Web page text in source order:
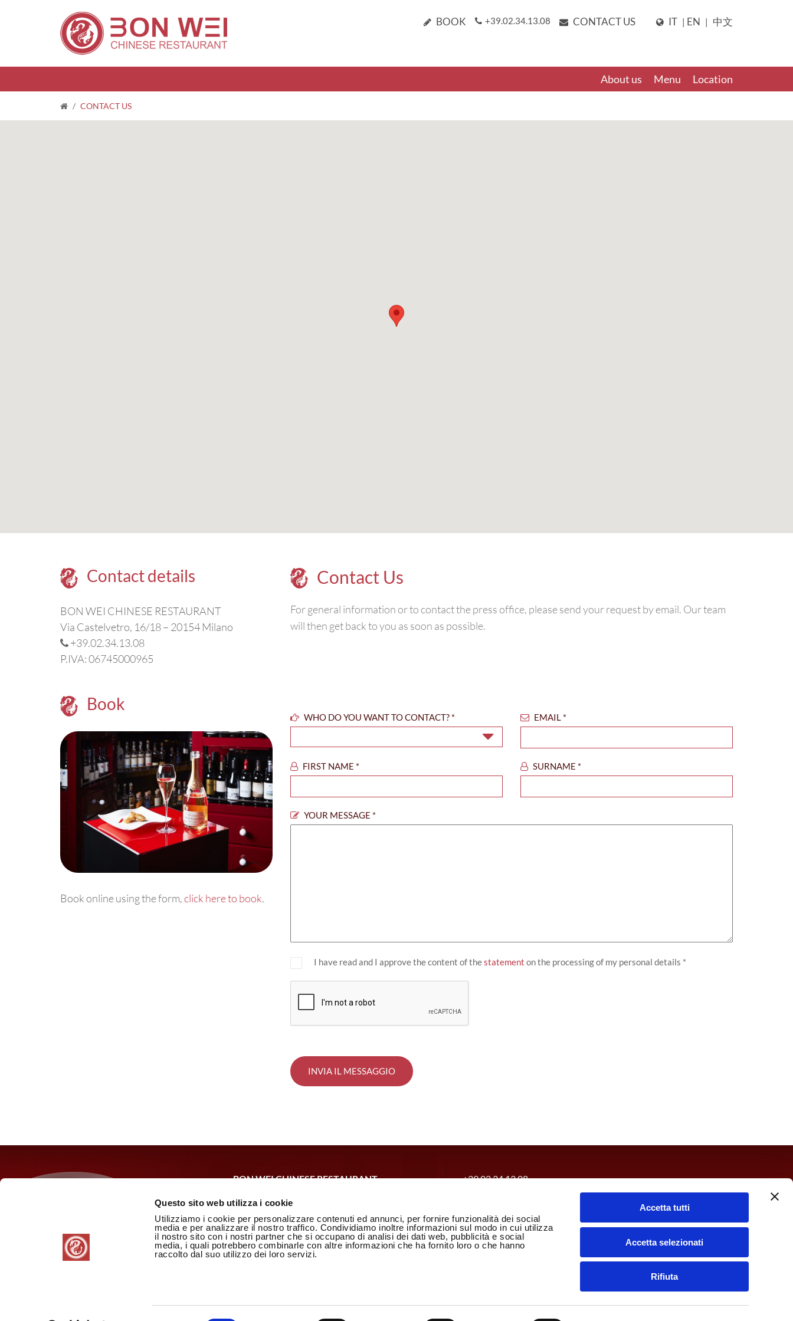
Questo sito web utilizza i cookie
Utilizziamo i cookie per personalizzare contenuti ed annunci, per fornire funzionalità dei social
media e per analizzare il nostro traffico. Condividiamo inoltre informazioni sul modo in cui utilizza
il nostro sito con i nostri partner che si occupano di analisi dei dati web, pubblicità e social
media, i quali potrebbero combinarle con altre informazioni che ha fornito loro o che hanno
raccolto dal suo utilizzo dei loro servizi.
Accetta tutti
Accetta selezionati
Rifiuta
BOOK +39.02.34.13.08 CONTACT US IT | EN | 中文
About us Menu Location
/ CONTACT US
Contact Us
For general information or to contact the press office, please send your request by email. Our team
will then get back to you as soon as possible.
WHO DO YOU WANT TO CONTACT?* EMAIL*
FIRST NAME * SURNAME *
YOUR MESSAGE *
I have read and I approve the content of thestatement on the processing of my personal details *
Contact details
BON WEI CHINESE RESTAURANT
Via Castelvetro, 16/18 – 20154 Milano
+39.02.34.13.08
P.IVA: 06745000965
Book
Book online using the form,click here to book.
BON WEI CHINESE RESTAURANT
P.IVA: 10000100965
Privacy Policy
Cookie Policy
+39.02.34.13.08
Open from Tuesday to Thursday: 12/14: 30 – 19/23: 00
Open Friday and Saturday: 12/14: 30 – 19/23: 30
Open Sunday: 12/14: 30 – 19/23: 00
Closed on Mondays
CLICK HERE TO SEND US A MAIL
Free car parking (first 2 hours) for all of our diners at the Garage at
No. 24, Via Castelvetro.